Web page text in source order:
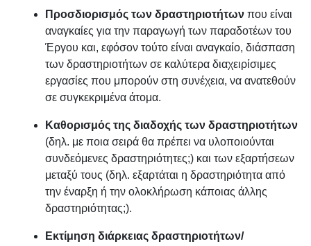
Προσδιορισμός των δραστηριοτήτων που είναι
αναγκαίες για την παραγωγή των παραδοτέων του
Έργου και, εφόσον τούτο είναι αναγκαίο, διάσπαση
των δραστηριοτήτων σε καλύτερα διαχειρίσιμες
εργασίες που μπορούν στη συνέχεια, να ανατεθούν
σε συγκεκριμένα άτομα.
Καθορισμός της διαδοχής των δραστηριοτήτων
(δηλ. με ποια σειρά θα πρέπει να υλοποιούνται
συνδεόμενες δραστηριότητες;) και των εξαρτήσεων
μεταξύ τους (δηλ. εξαρτάται η δραστηριότητα από
την έναρξη ή την ολοκλήρωση κάποιας άλλης
δραστηριότητας;).
Εκτίμηση διάρκειας δραστηριοτήτων/